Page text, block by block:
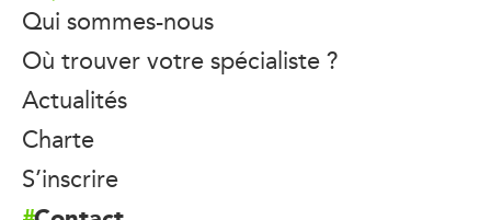
Qui sommes-nous
Où trouver votre spécialiste ?
Actualités
Charte
S’inscrire